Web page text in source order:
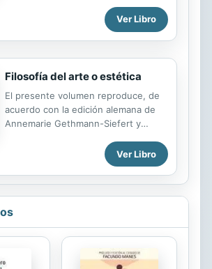
Ver Libro
Filosofía del arte o estética
El presente volumen reproduce, de
acuerdo con la edición alemana de
Annemarie Gethmann-Siefert y
uno de los juegos de apuntes
correspondientes a las lecciones de
Hegel sobre estética o filosofía del
filosofía del espíritu absoluto,
dedicada también al arte, de su
monumental Enciclopedia berlinesa).
Ver Libro